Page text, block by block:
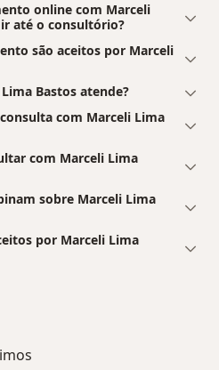
online com Marceli
até o consultório?
são aceitos por Marceli
Bastos atende?
com Marceli Lima
com Marceli Lima
sobre Marceli Lima
por Marceli Lima